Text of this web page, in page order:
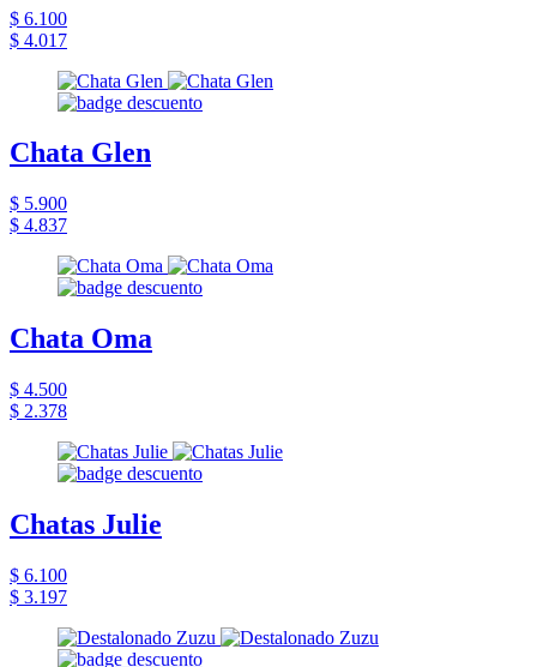
$ 6.100
$ 4.017
Chata Glen
$ 5.900
$ 4.837
Chata Oma
$ 4.500
$ 2.378
Chatas Julie
$ 6.100
$ 3.197